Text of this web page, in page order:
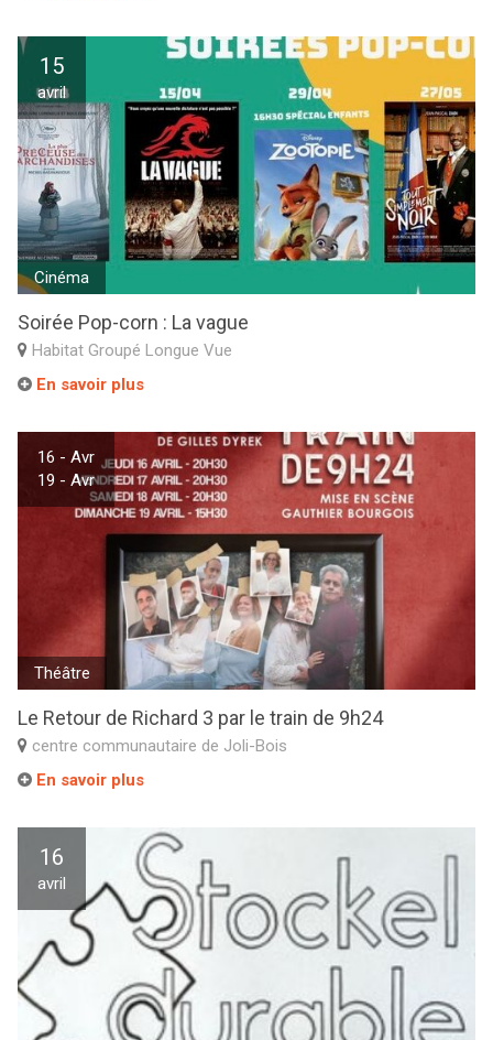
15
avril
Cinéma
Soirée Pop-corn : La vague
Habitat Groupé Longue Vue
En savoir plus
16 - Avr
19 - Avr
Théâtre
Le Retour de Richard 3 par le train de 9h24
centre communautaire de Joli-Bois
En savoir plus
16
avril